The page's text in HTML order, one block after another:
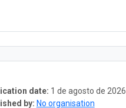
date: 1 de agosto de 2026
by: No organisation